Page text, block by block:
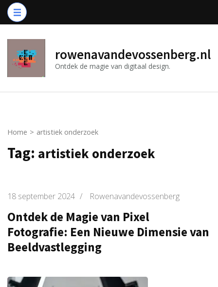
Ga
naar
(druk
Enter)
rowenavandevossenberg.nl
Ontdek de magie van digitaal design.
Home > artistiek onderzoek
Tag: artistiek onderzoek
18 september 2024 / Rowenavandevossenberg
Ontdek de Magie van Pixel
Fotografie: Een Nieuwe Dimensie van
Beeldvastlegging